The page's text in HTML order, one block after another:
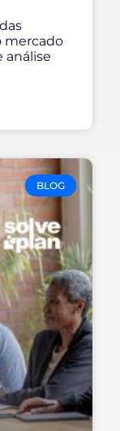
mercado
análise
BLOG